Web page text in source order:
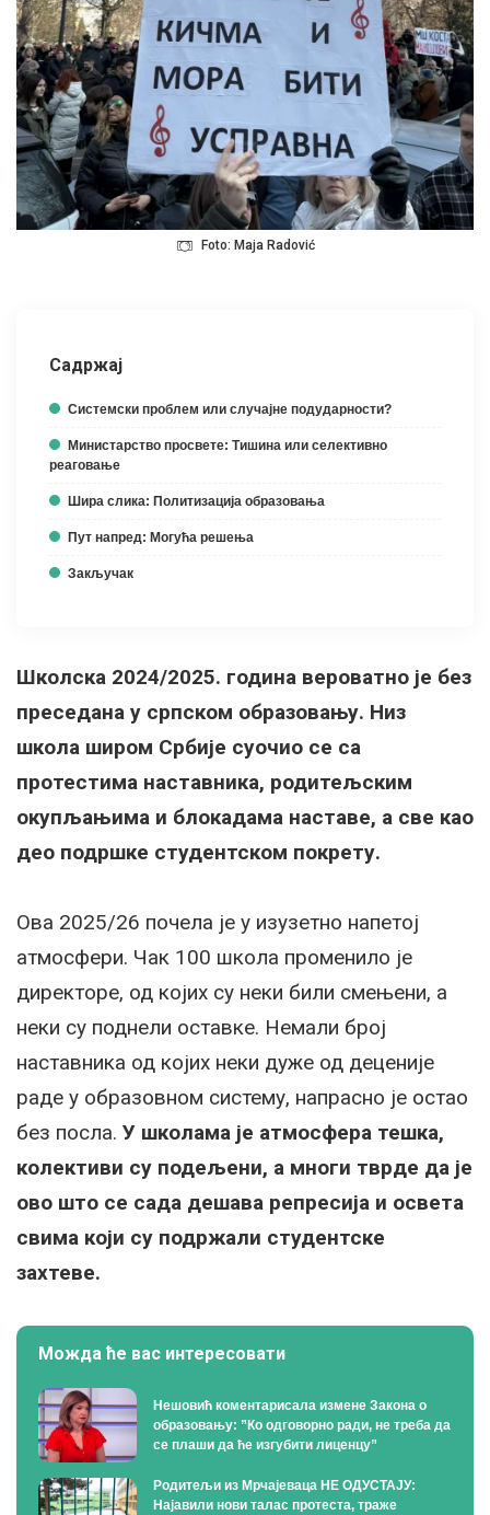
Foto: Maja Radović
Садржај
Системски проблем или случајне подударности?
Министарство просвете: Тишина или селективно
реаговање
Шира слика: Политизација образовања
Пут напред: Могућа решења
Закључак
Школска 2024/2025. година вероватно је без
преседана у српском образовању. Низ
школа широм Србије суочио се са
протестима наставника, родитељским
окупљањима и блокадама наставе, а све као
део подршке студентском покрету.
Ова 2025/26 почела је у изузетно напетој
атмосфери. Чак 100 школа променило је
директоре, од којих су неки били смењени, а
неки су поднели оставке. Немали број
наставника од којих неки дуже од деценије
раде у образовном систему, напрасно је остао
без посла. У школама је атмосфера тешка,
колективи су подељени, а многи тврде да је
ово што се сада дешава репресија и освета
свима који су подржали студентске
захтеве.
Можда ће вас интересовати
Нешовић коментарисала измене Закона о
образовању: ”Ко одговорно ради, не треба да
се плаши да ће изгубити лиценцу”
Родитељи из Мрчајеваца НЕ ОДУСТАЈУ:
Најавили нови талас протеста, траже